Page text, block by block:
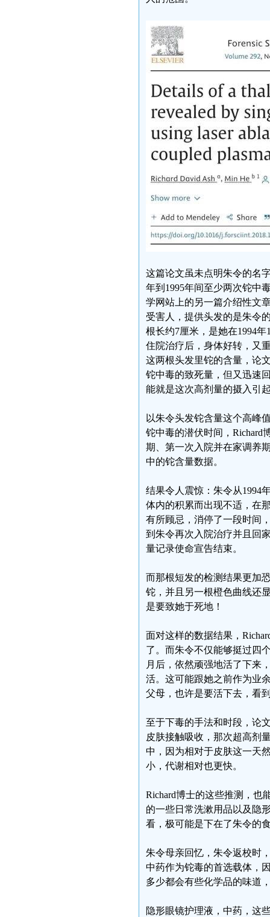
这篇论文虽未点明朱令的名
年到1995年间至少两次铊中
学网站上的另一篇介绍性文
受害人，提供头发的是朱令
根长约7厘米，是她在1994
住院治疗后，身体好转，又
这两根头发里铊的含量，论
铊中毒的致死量，但又迅速
能就是这次高剂量的摄入引
以朱令头发铊含量这个高峰
铊中毒的潜伏时间，Richard
期、第一次入院并在家调养
中的铊含量数据。
结果令人震惊：朱令从1994
体内的积累而出现不适，在
有所顾忌，消停了一段时间
到朱令再次入院治疗并且回
量记录使命宣告结束。
而那根短发的检测结果更加
铊，并且另一根橙色曲线还
是要致她于死地！
面对这样的数据结果，
了。而朱令不仅能够挺过四
月后，依然顽强地活了下来
活。这可能跟她之前作为业
父母，也许是要活下去，看
至于下毒的手法和时段，论
皮肤接触吸收，那次超高剂
中，因为相对于皮肤这一天
小，代谢相对也更快。
Richard博士的这些推测，也
的一些日常洗漱用品以及隐
看，极可能是下在了朱令的
朱令母亲回忆，朱令返校时
中药作为铊毒的首选载体，
多少都会有些化学品的味道
隐形眼镜护理液，中药，这